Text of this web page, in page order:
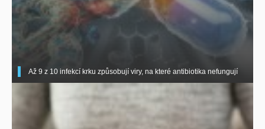
Až 9 z 10 infekcí krku způsobují viry, na které antibiotika nefungují